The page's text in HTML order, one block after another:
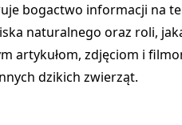
bogactwo informacji na
naturalnego oraz roli,
artykułom, zdjęciom i
dzikich zwierząt.